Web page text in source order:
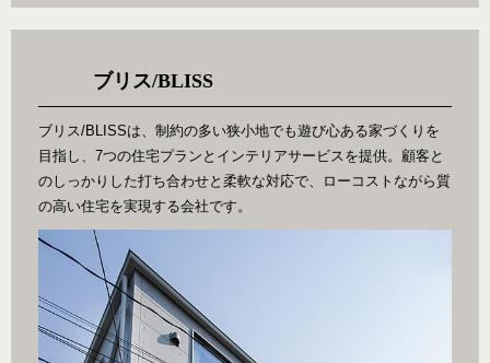
ブリス/BLISS
ブリス/BLISSは、制約の多い狭小地でも遊び心ある家づくりを
目指し、7つの住宅プランとインテリアサービスを提供。顧客と
のしっかりした打ち合わせと柔軟な対応で、ローコストながら質
の高い住宅を実現する会社です。